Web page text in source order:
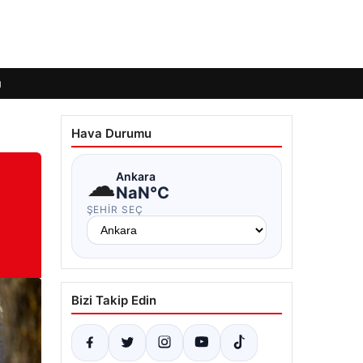
Hava Durumu
☁Ankara
NaN°C
ŞEHIR SEÇ
Bizi Takip Edin